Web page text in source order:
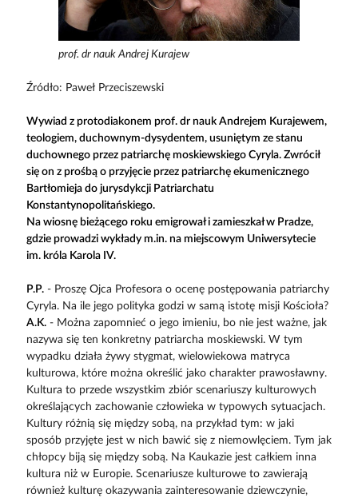
prof. dr nauk Andrej Kurajew
Źródło: Paweł Przeciszewski
Wywiad z protodiakonem prof. dr nauk Andrejem Kurajewem,
teologiem, duchownym-dysydentem, usuniętym ze stanu
duchownego przez patriarchę moskiewskiego Cyryla. Zwrócił
się on z prośbą o przyjęcie przez patriarchę ekumenicznego
Bartłomieja do jurysdykcji Patriarchatu
Konstantynopolitańskiego.
Na wiosnę bieżącego roku emigrował i zamieszkał w Pradze,
gdzie prowadzi wykłady m.in. na miejscowym Uniwersytecie
im. króla Karola IV.
P.P.- Proszę Ojca Profesora o ocenę postępowania patriarchy
Cyryla. Na ile jego polityka godzi w samą istotę misji Kościoła?
A.K.- Można zapomnieć o jego imieniu, bo nie jest ważne, jak
nazywa się ten konkretny patriarcha moskiewski. W tym
wypadku działa żywy stygmat, wielowiekowa matryca
kulturowa, które można określić jako charakter prawosławny.
Kultura to przede wszystkim zbiór scenariuszy kulturowych
określających zachowanie człowieka w typowych sytuacjach.
Kultury różnią się między sobą, na przykład tym: w jaki
sposób przyjęte jest w nich bawić się z niemowlęciem. Tym jak
chłopcy biją się między sobą. Na Kaukazie jest całkiem inna
kultura niż w Europie. Scenariusze kulturowe to zawierają
również kulturę okazywania zainteresowanie dziewczynie,